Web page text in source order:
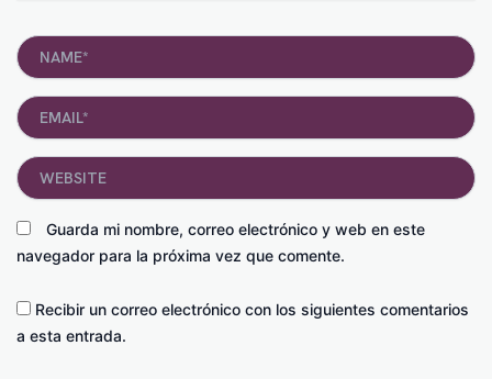
Name*
Email*
Guarda mi nombre, correo electrónico y web en este
navegador para la próxima vez que comente.
Website
Recibir un correo electrónico con los siguientes comentarios
a esta entrada.